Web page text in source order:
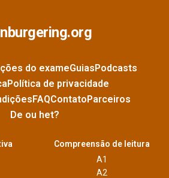
do exameGuiasPodcasts
Política de privacidade
FAQContatoParceiros
De ou het?
Compreensão de leitura
A1
A2